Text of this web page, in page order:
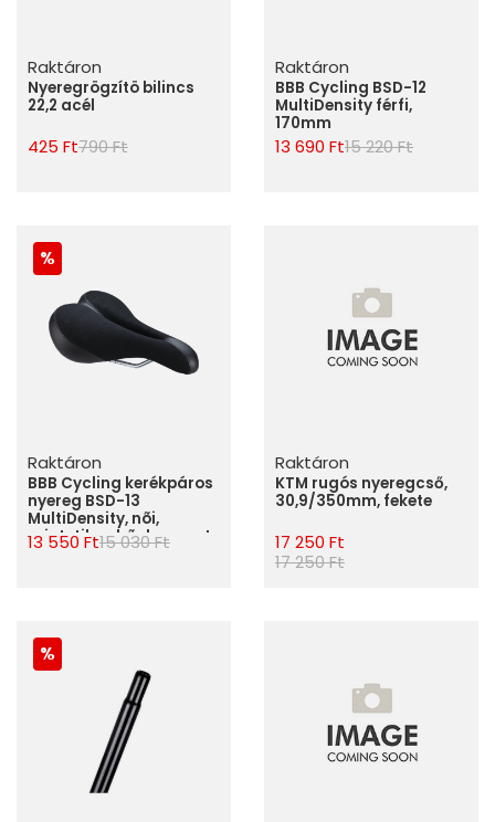
Raktáron
Nyeregrögzítö bilincs
22,2 acél
425 Ft790 Ft
Raktáron
BBB Cycling BSD-12
MultiDensity férfi,
170mm
13 690 Ft15 220 Ft
Raktáron
BBB Cycling kerékpáros
nyereg BSD-13
MultiDensity, nõi,
szintetikus bõr bevonat,
anatómiai nyílással,
13 550 Ft15 030 Ft
Raktáron
KTM rugós nyeregcső,
30,9/350mm, fekete
17 250 Ft
17 250 Ft